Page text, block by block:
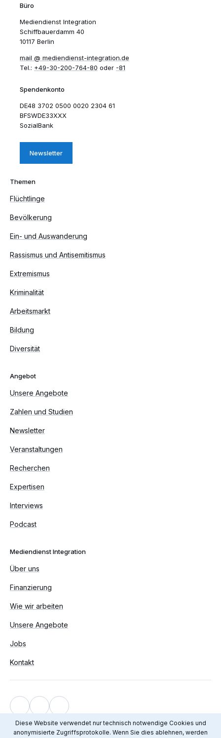
Diese Website verwendet nur technisch notwendige Cookies und
anonymisierte Zugriffsprotokolle. Wenn Sie dies ablehnen, werden
Büro
Mediendienst Integration
Schiffbauerdamm 40
10117 Berlin
mail​
mediendienst-integration.de
Tel.: +49-30-200-764-80 oder -81
Spendenkonto
DE48 3702 0500 0020 2304 61
BFSWDE33XXX
SozialBank
Newsletter
Themen
Flüchtlinge
Bevölkerung
Ein- und Auswanderung
Rassismus und Antisemitismus
Extremismus
Kriminalität
Arbeitsmarkt
Bildung
Diversität
Angebot
Unsere Angebote
Zahlen und Studien
Newsletter
Veranstaltungen
Recherchen
Expertisen
Interviews
Podcast
Mediendienst Integration
Über uns
Finanzierung
Wie wir arbeiten
Unsere Angebote
Jobs
Kontakt
Impressum